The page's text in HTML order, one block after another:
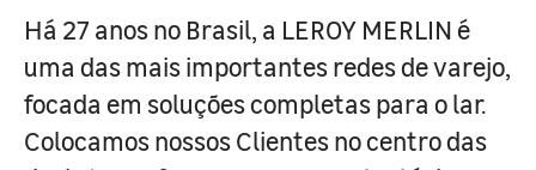
Há 27 anos no Brasil, a LEROY MERLIN é
uma das mais importantes redes de varejo,
focada em soluções completas para o lar.
Colocamos nossos Clientes no centro das